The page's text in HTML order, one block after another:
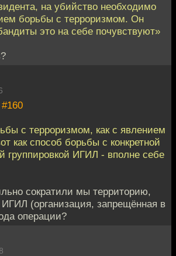
на убийство необходимо
борьбы с терроризмом. Он
это на себе почувствуют»
#160
с терроризмом, как с явлением
как способ борьбы с конкретной
группировкой ИГИЛ - вполне себе
сократили мы территорию,
(организация, запрещённая в
операции?